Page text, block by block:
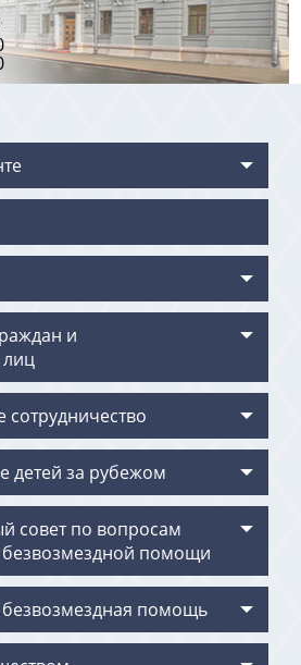
и
сотрудничество
детей за рубежом
совет по вопросам
помощи
помощь